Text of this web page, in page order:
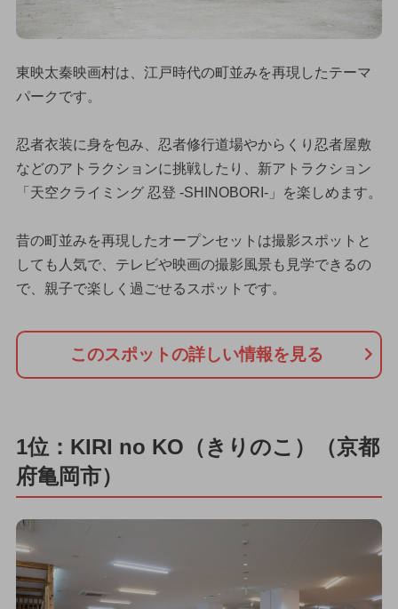
東映太秦映画村は、江戸時代の町並みを再現したテーマ
パークです。
忍者衣装に身を包み、忍者修行道場やからくり忍者屋敷
などのアトラクションに挑戦したり、新アトラクション
「天空クライミング 忍登 -SHINOBORI-」を楽しめます。
昔の町並みを再現したオープンセットは撮影スポットと
しても人気で、テレビや映画の撮影風景も見学できるの
で、親子で楽しく過ごせるスポットです。
このスポットの詳しい情報を見る
1位：KIRI no KO（きりのこ）（京都
府亀岡市）